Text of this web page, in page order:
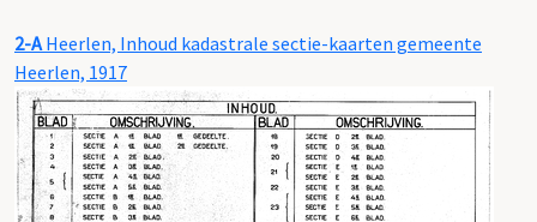
2-AHeerlen, Inhoud kadastrale sectie-kaarten gemeente
Heerlen, 1917